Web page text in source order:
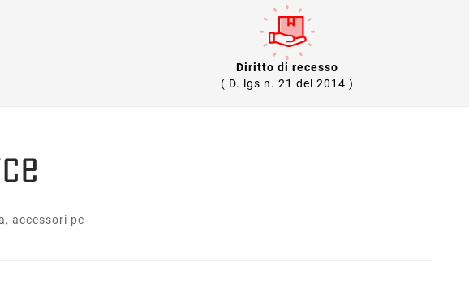
Diritto di recesso
( D. lgs n. 21 del 2014 )
accessori pc